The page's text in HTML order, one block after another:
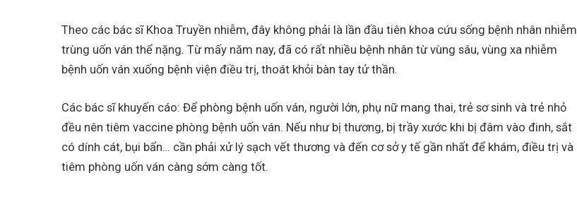
Theo các bác sĩ Khoa Truyền nhiễm, đây không phải là lần đầu tiên khoa cứu sống bệnh nhân nhiễm
trùng uốn ván thể nặng. Từ mấy năm nay, đã có rất nhiều bệnh nhân từ vùng sâu, vùng xa nhiễm
bệnh uốn ván xuống bệnh viện điều trị, thoát khỏi bàn tay tử thần.
Các bác sĩ khuyến cáo: Để phòng bệnh uốn ván, người lớn, phụ nữ mang thai, trẻ sơ sinh và trẻ nhỏ
đều nên tiêm vaccine phòng bệnh uốn ván. Nếu như bị thương, bị trầy xước khi bị đâm vào đinh, sắt
có dính cát, bụi bẩn… cần phải xử lý sạch vết thương và đến cơ sở y tế gần nhất để khám, điều trị và
tiêm phòng uốn ván càng sớm càng tốt.